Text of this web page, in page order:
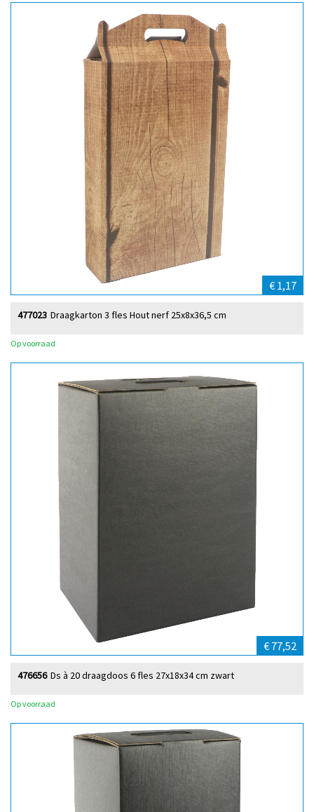
€ 1,17
Draagkarton 3 fles Hout nerf 25x8x36,5 cm
477023
Op voorraad
€ 77,52
Ds à 20 draagdoos 6 fles 27x18x34 cm zwart
476656
Op voorraad